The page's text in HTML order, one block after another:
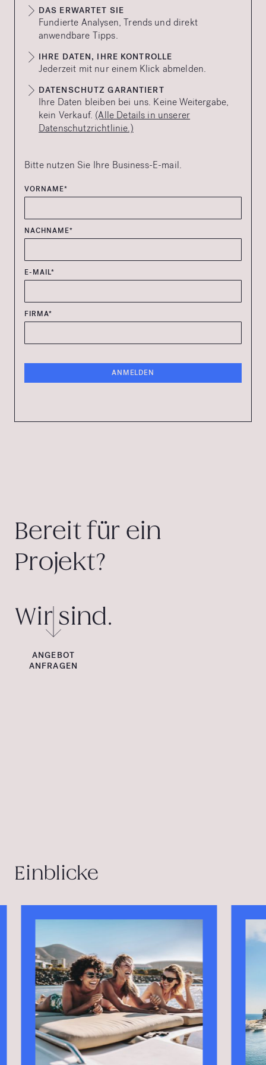
DAS ERWARTET SIE
Fundierte Analysen, Trends und direkt
anwendbare Tipps.
IHRE DATEN, IHRE KONTROLLE
Jederzeit mit nur einem Klick abmelden.
DATENSCHUTZ GARANTIERT
Ihre Daten bleiben bei uns. Keine Weitergabe,
kein Verkauf. (Alle Details in unserer
Datenschutzrichtlinie.)
Bitte nutzen Sie Ihre Business-E-mail.
VORNAME*
NACHNAME*
E-MAIL*
FIRMA*
Bereit für ein
Projekt?
Wir sind.
ANGEBOT
ANFRAGEN
Einblicke